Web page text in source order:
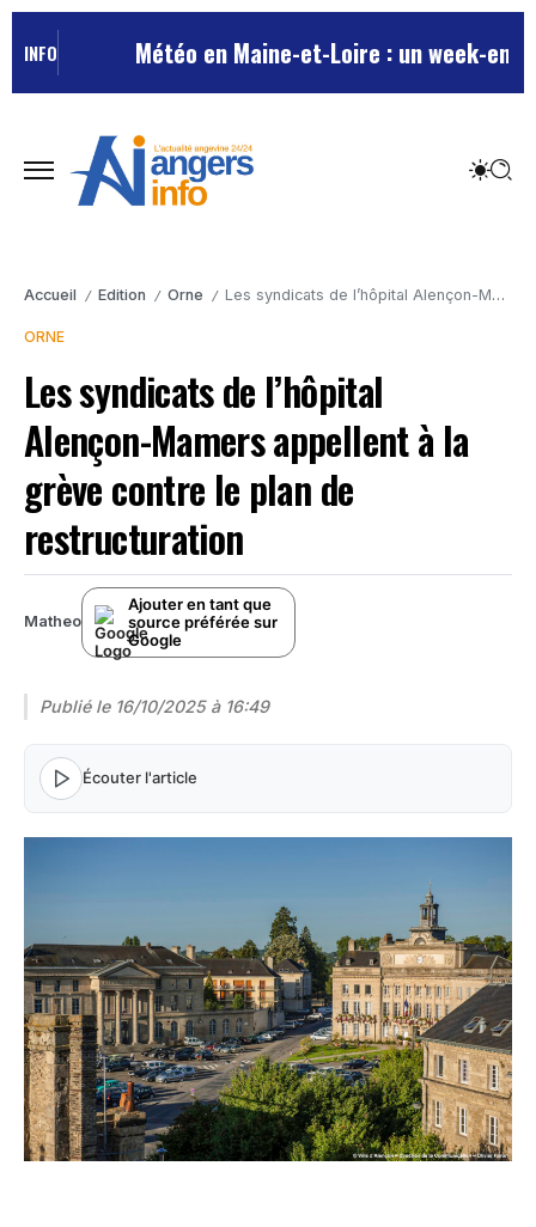
INFO Météo en Maine-et-Loire : un week-end
Accueil / Edition / Orne / Les syndicats de l’hôpital Alençon-Mamers appellent à la grève contre le plan de restructuration
ORNE
Les syndicats de l’hôpital
Alençon-Mamers appellent à la
grève contre le plan de
restructuration
Matheo
Ajouter en tant que
source préférée sur
Google
Publié le 16/10/2025 à 16:49
Écouter l'article